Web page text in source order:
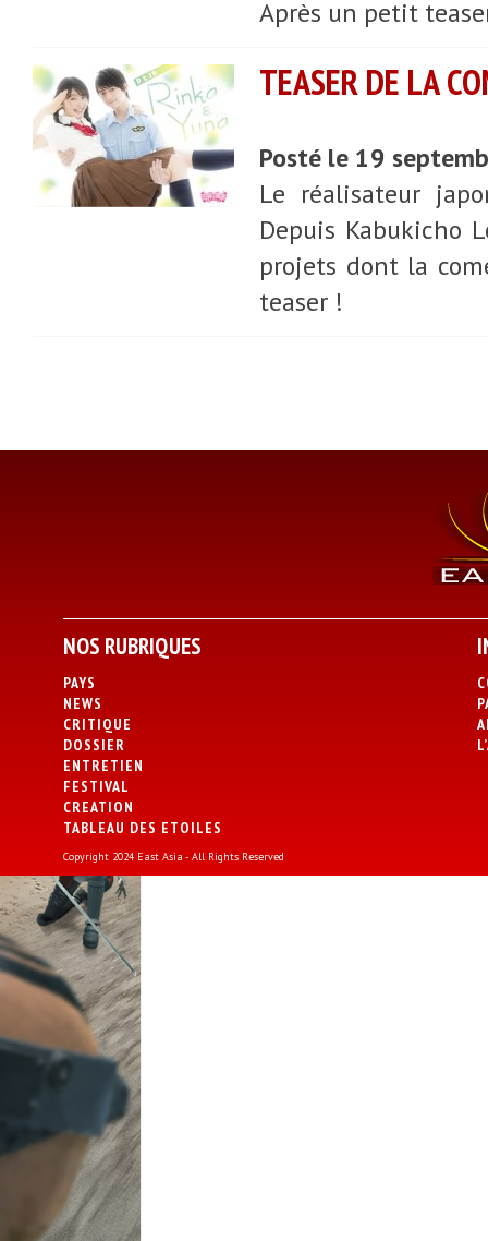
Après un petit
TEASER DE LA
Posté le 19
Le réalisateur
Depuis Kabukicho
projets dont la
teaser !
NOS RUBRIQUES
PAYS
NEWS
CRITIQUE
DOSSIER
ENTRETIEN
FESTIVAL
CREATION
TABLEAU DES ETOILES
Copyright 2024 East Asia - All Rights Reserved